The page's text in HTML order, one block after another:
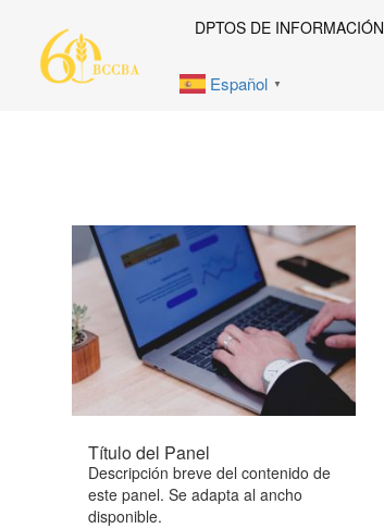
contenido
DPTOS DE INFORMACIÓN
Español ▼
Título del Panel
Descripción breve del contenido de
este panel. Se adapta al ancho
disponible.